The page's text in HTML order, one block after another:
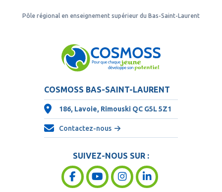
Pôle régional en enseignement supérieur du Bas-Saint-Laurent
COSMOSS BAS-SAINT-LAURENT
186, Lavoie, Rimouski QC G5L 5Z1
Contactez-nous
SUIVEZ-NOUS SUR :